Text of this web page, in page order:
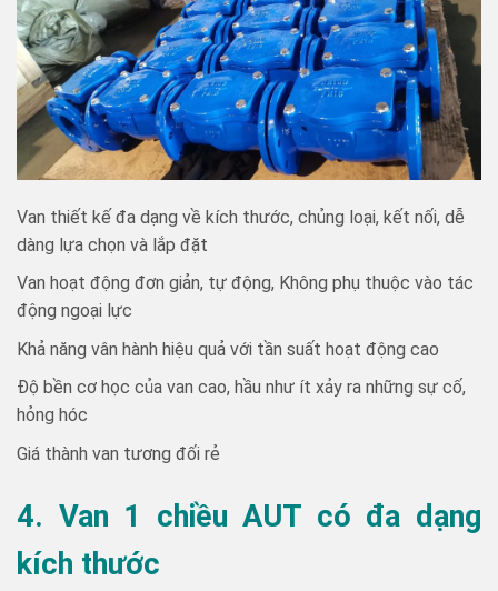
Van thiết kế đa dạng về kích thước, chủng loại, kết nối, dễ
dàng lựa chọn và lắp đặt
Van hoạt động đơn giản, tự động, Không phụ thuộc vào tác
động ngoại lực
Khả năng vân hành hiệu quả với tần suất hoạt động cao
Độ bền cơ học của van cao, hầu như ít xảy ra những sự cố,
hỏng hóc
Giá thành van tương đối rẻ
4. Van 1 chiều AUT có đa dạng
kích thước